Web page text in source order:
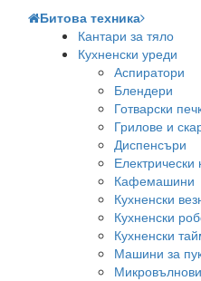
Битова техника
Кантари за тяло
Кухненски уреди
Аспиратори
Блендери
Готварски
Грилове и
Диспенсъри
Електрически
Кафемашини
Кухненски
Кухненски
Кухненски
Машини за